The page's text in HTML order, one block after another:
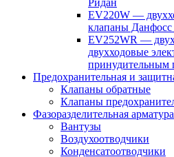
Ридан
EV220W —
клапаны Данфосс
EV252WR —
двухходовые
принудительным
Предохранительная и
Клапаны обратные
Клапаны
Фазоразделительная арматура
Вантузы
Воздухоотводчики
Конденсатоотводчики